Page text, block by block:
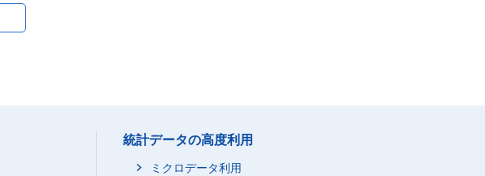
統計データの高度利用
ミクロデータ利用